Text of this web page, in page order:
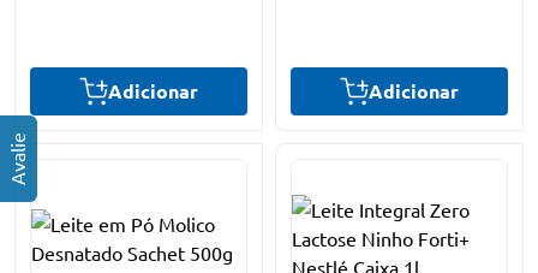
Adicionar Adicionar